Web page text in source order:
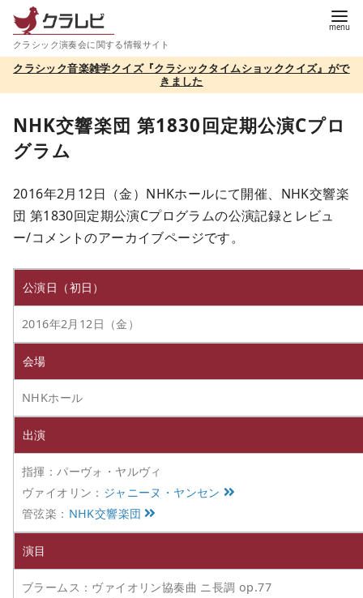
テ
ツ
クラシック演奏会に関する情報サイト
クラシック音楽雑学クイズ『クラシックタイムショッククイズ』がで
きました
NHK交響楽団 第1830回定期公演Cプロ
グラム
2016年2月12日（金）NHKホールにて開催、NHK交響楽
団 第1830回定期公演Cプログラムの公演記録とレビュ
ー/コメントのアーカイブページです。
公演日（初日）
2016年2月12日（金）
会場
NHKホール
出演
指揮：パーヴォ・ヤルヴィ
ヴァイオリン： ジャニーヌ・ヤンセン
管弦楽： NHK交響楽団
演目
ブラームス：ヴァイオリン協奏曲 ニ長調 op.77